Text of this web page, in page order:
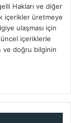
Hakları ve diğer
içerikler üretmeye
ulaşması için
içeriklerle
ve doğru bilginin